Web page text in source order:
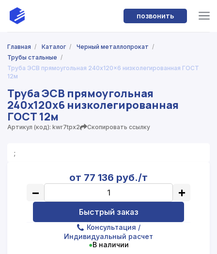
позвонить
Главная / Каталог / Черный металлопрокат /
Трубы стальные /
Труба ЭСВ прямоугольная 240x120x6 низколегированная ГОСТ
12м
Труба ЭСВ прямоугольная
240x120x6 низколегированная
ГОСТ 12м
Артикул (код): kwr7tpx2 Скопировать ссылку
;
от 77 136 руб./т
− +
Быстрый заказ
Консультация /
Индивидуальный расчет
●В наличии